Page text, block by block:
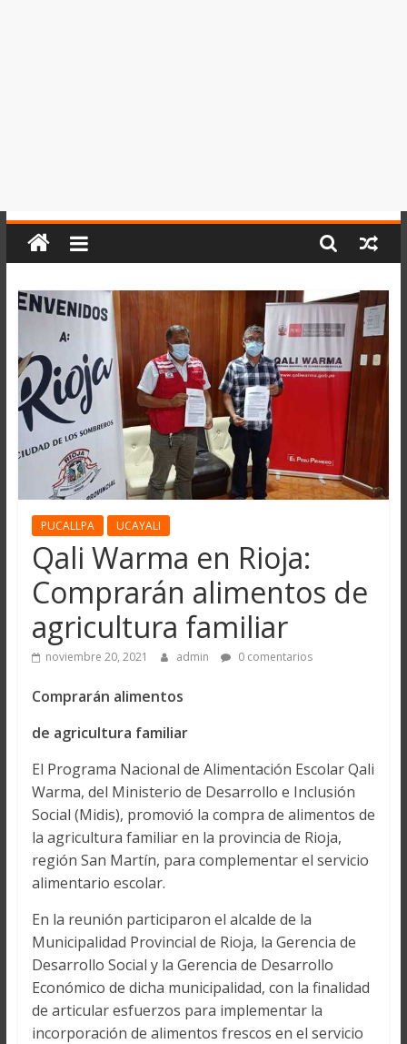
PUCALLPA UCAYALI
Qali Warma en Rioja:
Comprarán alimentos de
agricultura familiar
noviembre 20, 2021 admin 0 comentarios
Comprarán alimentos
de agricultura familiar
El Programa Nacional de Alimentación Escolar Qali
Warma, del Ministerio de Desarrollo e Inclusión
Social (Midis), promovió la compra de alimentos de
la agricultura familiar en la provincia de Rioja,
región San Martín, para complementar el servicio
alimentario escolar.
En la reunión participaron el alcalde de la
Municipalidad Provincial de Rioja, la Gerencia de
Desarrollo Social y la Gerencia de Desarrollo
Económico de dicha municipalidad, con la finalidad
de articular esfuerzos para implementar la
incorporación de alimentos frescos en el servicio